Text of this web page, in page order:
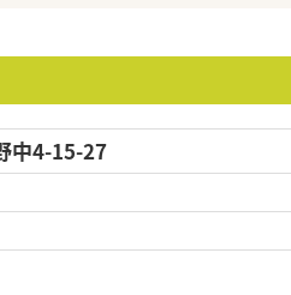
中4-15-27